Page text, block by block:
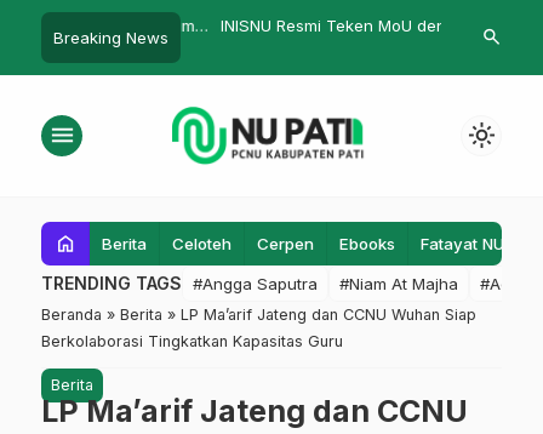
Breaking News
INISNU Resmi Teken MoU dengan
Aswaja:
search
menu light_mode
home Berita Celoteh Cerpen Ebooks Fatayat NU
TRENDING TAGS #Angga Saputra #Niam At Majha #Admin
Beranda » Berita » LP Ma’arif Jateng dan CCNU Wuhan Siap
Berkolaborasi Tingkatkan Kapasitas Guru
Berita
LP Ma’arif Jateng dan CCNU